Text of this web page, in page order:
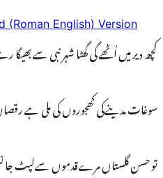
(Roman English) Version
کچھ دیر میں اُٹھے گی گھٹا شہر نبی سے
سوغات مدینےکی کھجوروں کی ملی ہے
تو حسن گلستاں مرےقدموں سےلپٹ جا